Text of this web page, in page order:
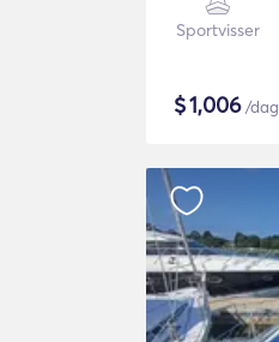
Sportvisser
$1,006/dag